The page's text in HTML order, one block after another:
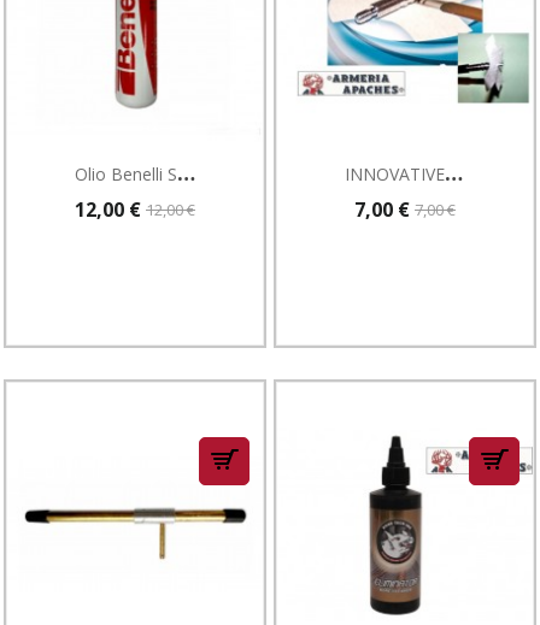
O
Lio Benelli Senza Gas 150ml
12,00 € 12,00 €
I
NNOVATIVE BORE CLEANING
7,00 € 7,00 €